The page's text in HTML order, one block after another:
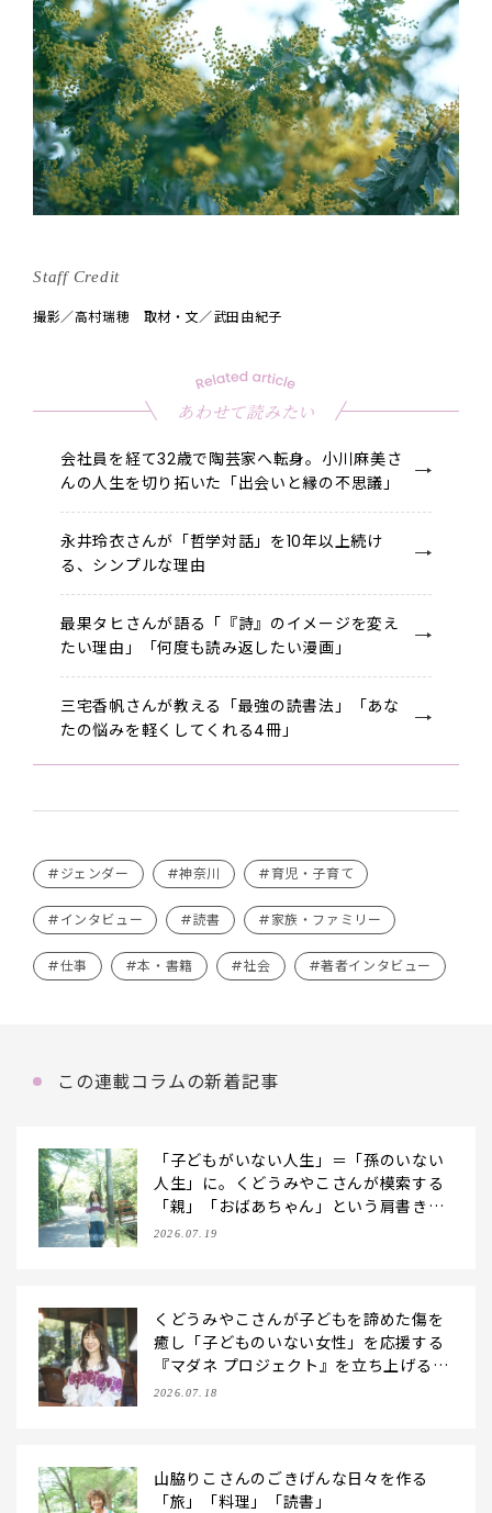
Staff Credit
撮影／高村瑞穂 取材・文／武田由紀子
あわせて読みたい
会社員を経て32歳で陶芸家へ転身。小川麻美さ
んの人生を切り拓いた「出会いと縁の不思議」
永井玲衣さんが「哲学対話」を10年以上続け
る、シンプルな理由
最果タヒさんが語る「『詩』のイメージを変え
たい理由」「何度も読み返したい漫画」
三宅香帆さんが教える「最強の読書法」「あな
たの悩みを軽くしてくれる4冊」
#ジェンダー #神奈川 #育児・子育て
#インタビュー #読書 #家族・ファミリー
#仕事 #本・書籍 #社会 #著者インタビュー
この連載コラムの新着記事
「子どもがいない人生」＝「孫のいない
人生」に。くどうみやこさんが模索する
「親」「おばあちゃん」という肩書きを
持たないシニアとしての生き方
2026.07.19
くどうみやこさんが子どもを諦めた傷を
癒し「子どものいない女性」を応援する
『マダネ プロジェクト』を立ち上げるま
で
2026.07.18
山脇りこさんのごきげんな日々を作る
「旅」「料理」「読書」